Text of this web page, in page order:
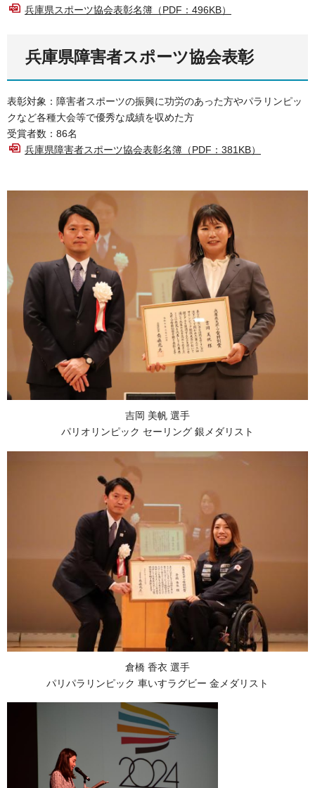
兵庫県スポーツ協会表彰名簿（PDF：496KB）
兵庫県障害者スポーツ協会表彰
表彰対象：障害者スポーツの振興に功労のあった方やパラリンピッ
クなど各種大会等で優秀な成績を収めた方
受賞者数：86名
兵庫県障害者スポーツ協会表彰名簿（PDF：381KB）
吉岡 美帆 選手
パリオリンピック セーリング 銀メダリスト
倉橋 香衣 選手
パリパラリンピック 車いすラグビー 金メダリスト